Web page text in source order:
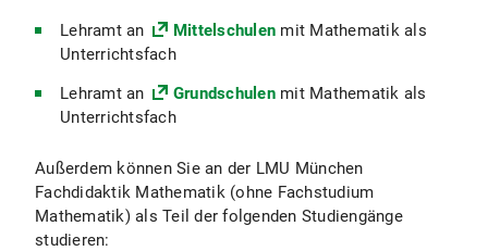
Lehramt an
Mittelschulen mit Mathematik als
Unterrichtsfach
Lehramt an
Grundschulenmit Mathematik als
Unterrichtsfach
Außerdem können Sie an der LMU München
Fachdidaktik Mathematik (ohne Fachstudium
Mathematik) als Teil der folgenden Studiengänge
studieren: